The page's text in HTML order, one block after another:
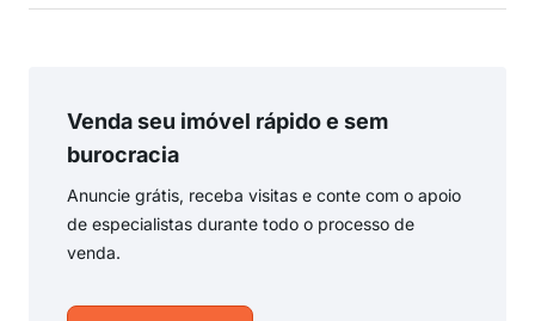
Venda seu imóvel rápido e sem
burocracia
Anuncie grátis, receba visitas e conte com o apoio
de especialistas durante todo o processo de
venda.